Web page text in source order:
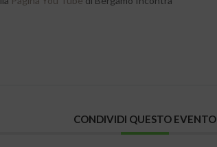
CONDIVIDI QUESTO EVENTO